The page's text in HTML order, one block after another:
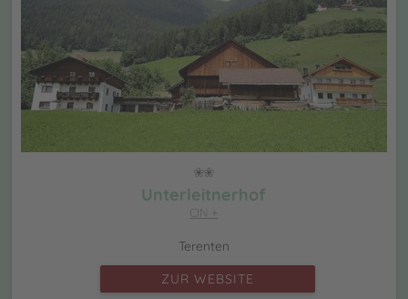
Unterleitnerhof
CIN +
Terenten
ZUR WEBSITE